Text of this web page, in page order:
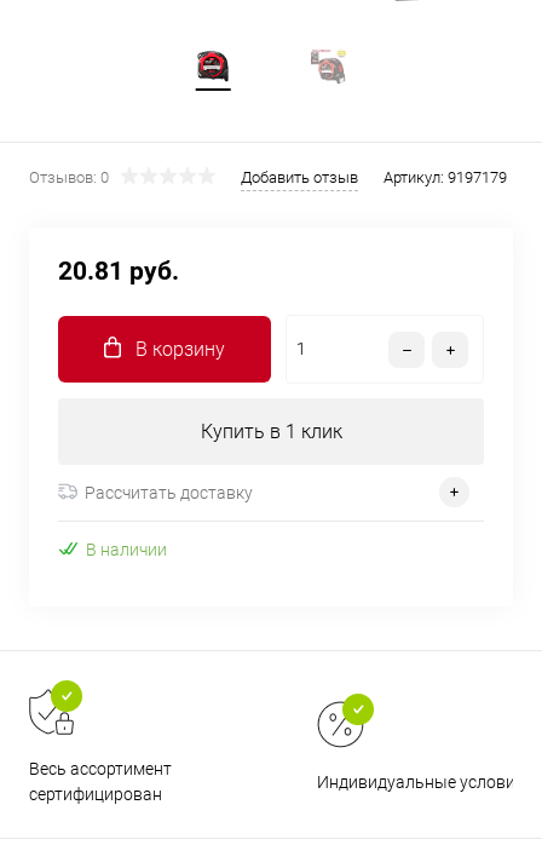
Отзывов: 0 Добавить отзыв Артикул: 9197179
20.81 руб.
В корзину
Купить в 1 клик
Рассчитать доставку
В наличии
Весь ассортимент
сертифицирован
Индивидуальные условия